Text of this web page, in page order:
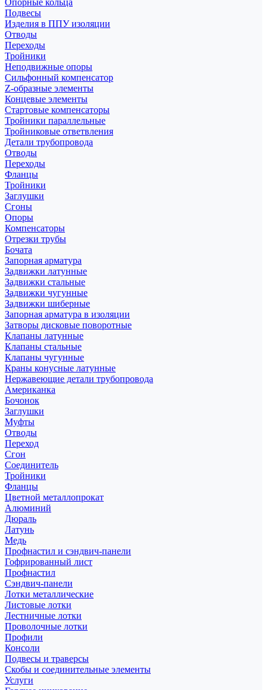
Опорные кольца
Подвесы
Изделия в ППУ изоляции
Отводы
Переходы
Тройники
Неподвижные опоры
Cильфонный компенсатор
Z-образные элементы
Концевые элементы
Стартовые компенсаторы
Тройники параллельные
Тройниковые ответвления
Детали трубопровода
Отводы
Переходы
Фланцы
Тройники
Заглушки
Сгоны
Опоры
Компенсаторы
Отрезки трубы
Бочата
Запорная арматура
Задвижки латунные
Задвижки стальные
Задвижки чугунные
Задвижки шиберные
Запорная арматура в изоляции
Затворы дисковые поворотные
Клапаны латунные
Клапаны стальные
Клапаны чугунные
Краны конусные латунные
Нержавеющие детали трубопровода
Американка
Бочонок
Заглушки
Муфты
Отводы
Переход
Сгон
Соединитель
Тройники
Фланцы
Цветной металлопрокат
Алюминий
Дюраль
Латунь
Медь
Профнастил и сэндвич-панели
Гофрированный лист
Профнастил
Сэндвич-панели
Лотки металлические
Листовые лотки
Лестничные лотки
Проволочные лотки
Профили
Консоли
Подвесы и траверсы
Скобы и соединительные элементы
Услуги